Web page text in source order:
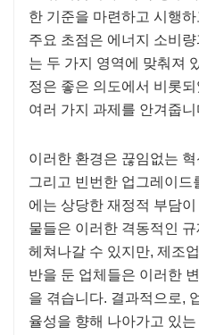
한 기준을 마련하고 시행
주요 초점은 에너지 소비
는 두 가지 영역에 맞춰져
정은 좋은 의도에서 비롯
여러 가지 과제를 안겨줍니
이러한 환경은 끊임없는
그리고 빈번한 업그레이드
에는 상당한 재정적 부담
물들은 이러한 격동적인
헤쳐나갈 수 있지만, 제조
반을 둔 업체들은 이러한
을 겪습니다. 결과적으로,
율성을 향해 나아가고 있